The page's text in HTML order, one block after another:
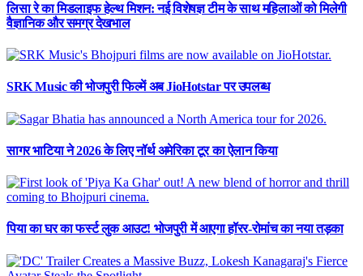
लिसा रे का मिडलाइफ हेल्थ मिशन: नई विशेषज्ञ टीम के साथ महिलाओं को मिलेगी
वैज्ञानिक और समग्र देखभाल
SRK Music की भोजपुरी फिल्में अब JioHotstar पर उपलब्ध
सागर भाटिया ने 2026 के लिए नॉर्थ अमेरिका टूर का ऐलान किया
पिया का घर का फर्स्ट लुक आउट! भोजपुरी में आएगा हॉरर-रोमांच का नया तड़का